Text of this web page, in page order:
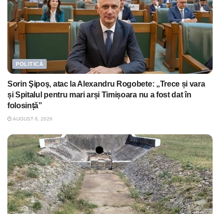
POLITICĂ
Sorin Şipoş, atac la Alexandru Rogobete: „Trece și vara
și Spitalul pentru mari arși Timișoara nu a fost dat în
folosință”
AUGUST 6, 2026